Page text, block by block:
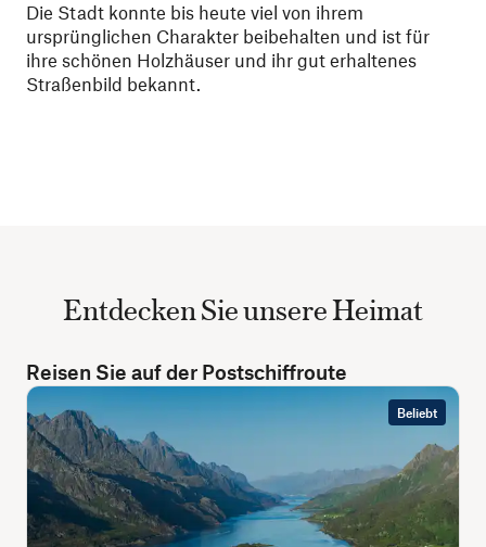
Die Stadt konnte bis heute viel von ihrem
ursprünglichen Charakter beibehalten und ist für
ihre schönen Holzhäuser und ihr gut erhaltenes
Straßenbild bekannt.
Entdecken Sie unsere Heimat
Reisen Sie auf der Postschiffroute
Beliebt